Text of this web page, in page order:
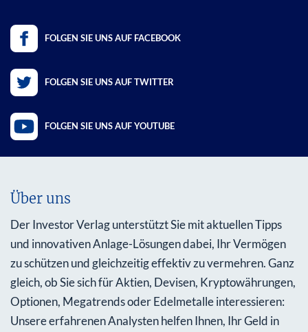
FOLGEN SIE UNS AUF FACEBOOK
FOLGEN SIE UNS AUF TWITTER
FOLGEN SIE UNS AUF YOUTUBE
Über uns
Der Investor Verlag unterstützt Sie mit aktuellen Tipps
und innovativen Anlage-Lösungen dabei, Ihr Vermögen
zu schützen und gleichzeitig effektiv zu vermehren. Ganz
gleich, ob Sie sich für Aktien, Devisen, Kryptowährungen,
Optionen, Megatrends oder Edelmetalle interessieren:
Unsere erfahrenen Analysten helfen Ihnen, Ihr Geld in